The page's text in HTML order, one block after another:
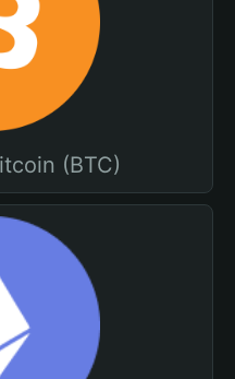
(BTC)